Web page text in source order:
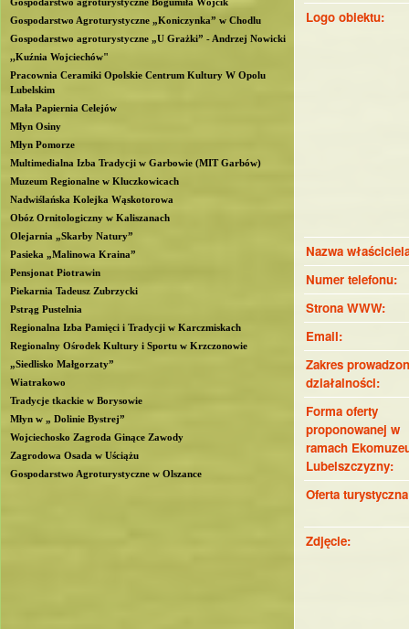
b
n
Logo obiektu:
Nazwa
Numer telefonu:
Strona WWW:
Email:
Zakres
działalności:
Forma oferty
proponowanej w
ramach
Lubelszczyzny:
Oferta
Zdjęcie:
Gospodarstwo Agroturystyczne „Koniczynka” w Chodlu
Gospodarstwo agroturystyczne „U Grażki” - Andrzej Nowicki
,,Kuźnia Wojciechów"
Pracownia Ceramiki Opolskie Centrum Kultury W Opolu
Lubelskim
Mała Papiernia Celejów
Młyn Osiny
Młyn Pomorze
Multimedialna Izba Tradycji w Garbowie (MIT Garbów)
Muzeum Regionalne w Kluczkowicach
Nadwiślańska Kolejka Wąskotorowa
Obóz Ornitologiczny w Kaliszanach
Olejarnia „Skarby Natury”
Pasieka „Malinowa Kraina”
Pensjonat Piotrawin
Piekarnia Tadeusz Zubrzycki
Pstrąg Pustelnia
Regionalna Izba Pamięci i Tradycji w Karczmiskach
Regionalny Ośrodek Kultury i Sportu w Krzczonowie
„Siedlisko Małgorzaty”
Wiatrakowo
Tradycje tkackie w Borysowie
Młyn w „ Dolinie Bystrej”
Wojciechosko Zagroda Ginące Zawody
Zagrodowa Osada w Uściążu
Gospodarstwo Agroturystyczne w Olszance